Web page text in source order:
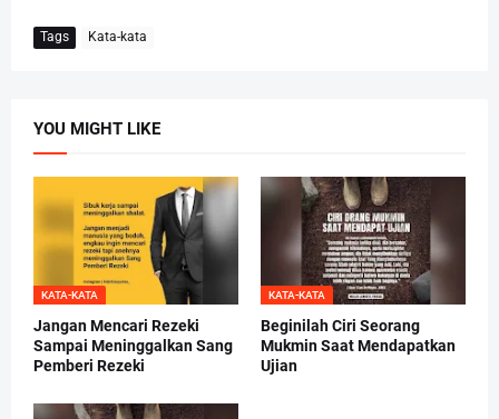
Tags Kata-kata
YOU MIGHT LIKE
KATA-KATA
Jangan Mencari Rezeki
Sampai Meninggalkan Sang
Pemberi Rezeki
KATA-KATA
Beginilah Ciri Seorang
Mukmin Saat Mendapatkan
Ujian